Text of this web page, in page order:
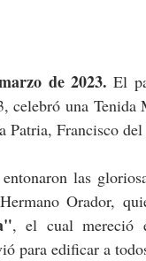
de 2023. El
celebró una
Francisco
las
Orador,
, el cual mereció
para edificar a